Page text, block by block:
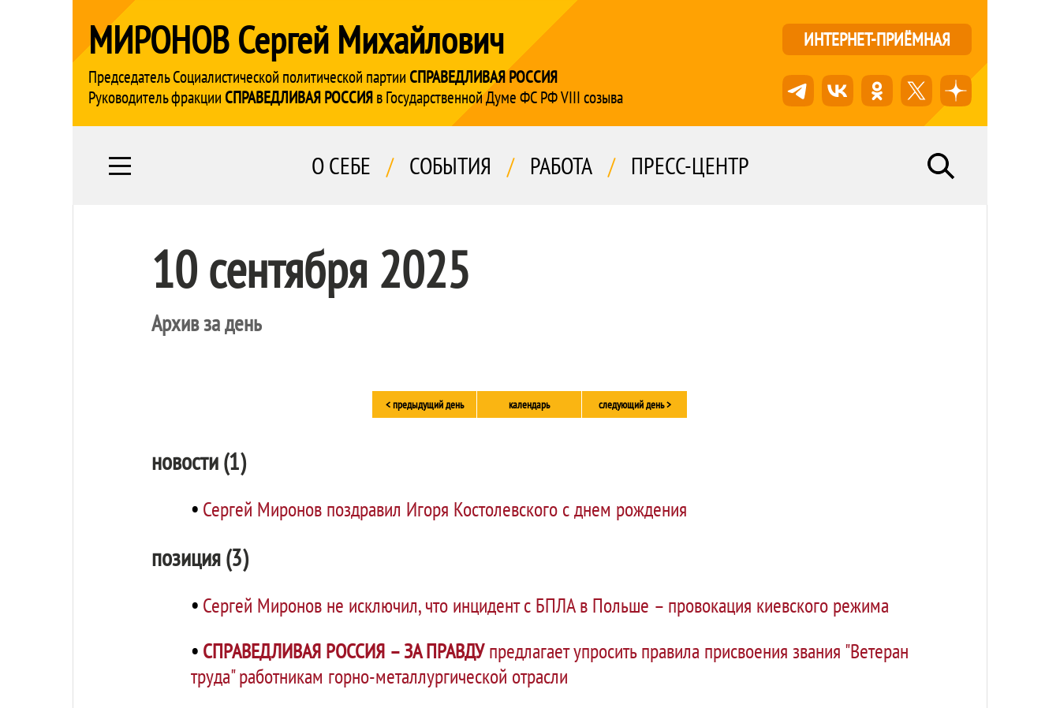
МИРОНОВ Сергей Михайлович
Председатель Социалистической политической партии СПРАВЕДЛИВАЯ РОССИЯ
Руководитель фракции СПРАВЕДЛИВАЯ РОССИЯв Государственной Думе ФС РФ VIII созыва
ИНТЕРНЕТ-ПРИЁМНАЯ
О СЕБЕ / СОБЫТИЯ / РАБОТА / ПРЕСС-ЦЕНТР
10 сентября 2025
Архив за день
< предыдущий день календарь следующий день >
новости (1)
• Сергей Миронов поздравил Игоря Костолевского с днем рождения
позиция (3)
• Сергей Миронов не исключил, что инцидент с БПЛА в Польше – провокация киевского режима
• СПРАВЕДЛИВАЯ РОССИЯ – ЗА ПРАВДУпредлагает упросить правила присвоения звания "Ветеран
труда" работникам горно-металлургической отрасли